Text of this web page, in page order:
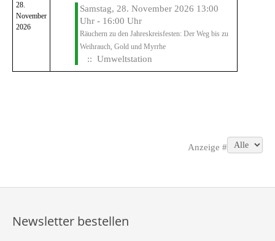
28.
November
2026
Samstag, 28. November 2026 13:00
Uhr - 16:00 Uhr
Räuchern zu den Jahreskreisfesten: Der Weg bis zu
Weihrauch, Gold und Myrrhe
:: Umweltstation
Anzeige #
Newsletter bestellen